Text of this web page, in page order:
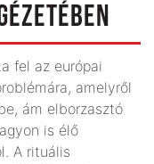
fel az európai
amelyről
ám elborzasztó
is élő
A rituális